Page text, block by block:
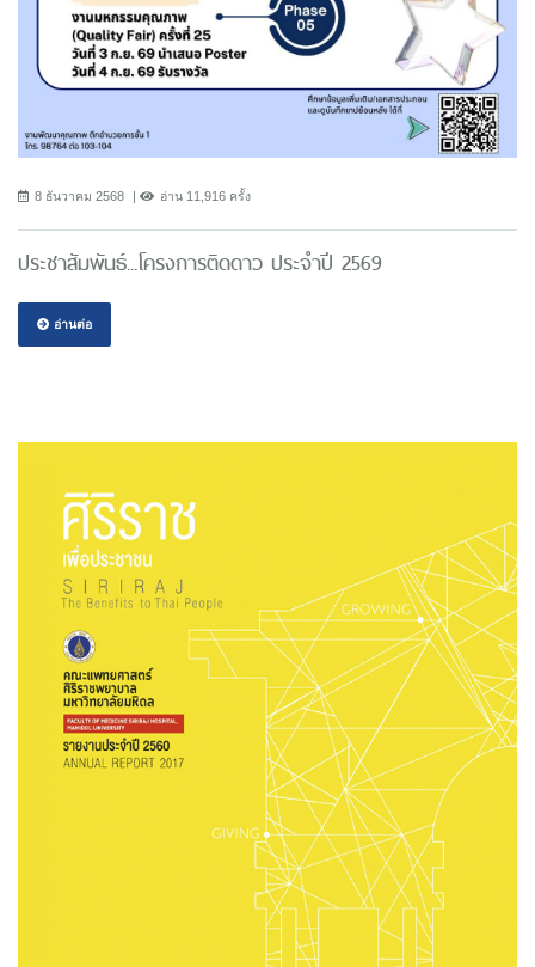
8 ธันวาคม 2568 อ่าน 11,916 ครั้ง
ประชาสัมพันธ์...โครงการติดดาว ประจำปี 2569
อ่านต่อ